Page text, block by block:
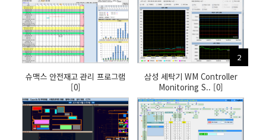
슈맥스 안전재고 관리 프로그램
댓
글
수:
[0]
2
삼성 세탁기 WM Controller
Monitoring S.. 댓
글
수:
[0]